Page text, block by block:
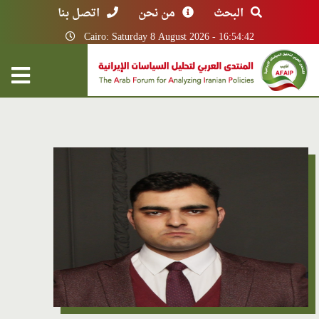
البحث من نحن اتصل بنا
Cairo: Saturday 8 August 2026 - 16:54:42